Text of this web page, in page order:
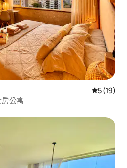
從 19 則
5 (19)
公寓